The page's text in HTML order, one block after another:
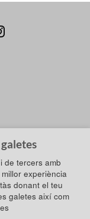
de tercers amb
experiència
donant el teu
galetes així com